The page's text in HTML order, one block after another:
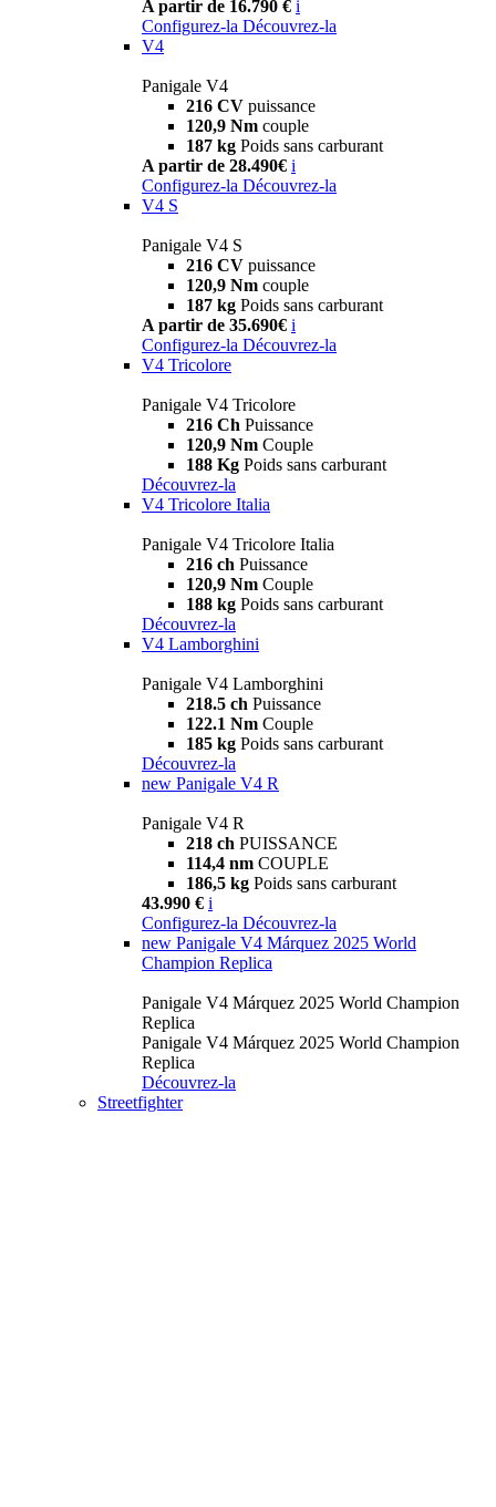
A partir de 16.790 € i
Configurez-la Découvrez-la
V4
Panigale V4
216 CV puissance
120,9 Nm couple
187 kg Poids sans carburant
A partir de 28.490€ i
Configurez-la Découvrez-la
V4 S
Panigale V4 S
216 CV puissance
120,9 Nm couple
187 kg Poids sans carburant
A partir de 35.690€ i
Configurez-la Découvrez-la
V4 Tricolore
Panigale V4 Tricolore
216 Ch Puissance
120,9 Nm Couple
188 Kg Poids sans carburant
Découvrez-la
V4 Tricolore Italia
Panigale V4 Tricolore Italia
216 ch Puissance
120,9 Nm Couple
188 kg Poids sans carburant
Découvrez-la
V4 Lamborghini
Panigale V4 Lamborghini
218.5 ch Puissance
122.1 Nm Couple
185 kg Poids sans carburant
Découvrez-la
new Panigale V4 R
Panigale V4 R
218 ch PUISSANCE
114,4 nm COUPLE
186,5 kg Poids sans carburant
43.990 € i
Configurez-la Découvrez-la
new Panigale V4 Márquez 2025 World
Champion Replica
Panigale V4 Márquez 2025 World Champion
Replica
Panigale V4 Márquez 2025 World Champion
Replica
Découvrez-la
Streetfighter